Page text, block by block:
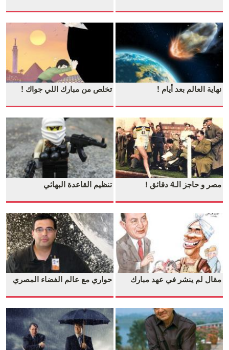
نهاية العالم بعد أيام ! تخلص من مبارك اللي جواك !
مصر و حاجز الـ4 دقائق ! تنظيم القاعدة البهائي
مقال لم ينشر في عهد مبارك حواري مع عالم الفضاء المصري